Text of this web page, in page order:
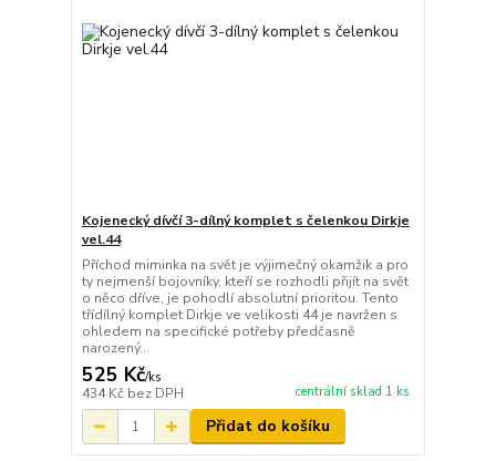
Kojenecký dívčí 3-dílný komplet s čelenkou Dirkje
vel.44
Příchod miminka na svět je výjimečný okamžik a pro
ty nejmenší bojovníky, kteří se rozhodli přijít na svět
o něco dříve, je pohodlí absolutní prioritou. Tento
třídílný komplet Dirkje ve velikosti 44 je navržen s
ohledem na specifické potřeby předčasně
narozený...
525 Kč/ks
434 Kč bez DPH centrální sklad 1 ks
Přidat do košíku